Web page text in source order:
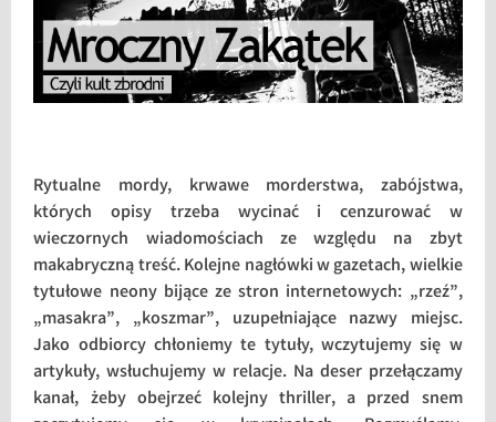
Rytualne mordy, krwawe morderstwa, zabójstwa,
których opisy trzeba wycinać i cenzurować w
wieczornych wiadomościach ze względu na zbyt
makabryczną treść. Kolejne nagłówki w gazetach, wielkie
tytułowe neony bijące ze stron internetowych: „rzeź”,
„masakra”, „koszmar”, uzupełniające nazwy miejsc.
Jako odbiorcy chłoniemy te tytuły, wczytujemy się w
artykuły, wsłuchujemy w relacje. Na deser przełączamy
kanał, żeby obejrzeć kolejny thriller, a przed snem